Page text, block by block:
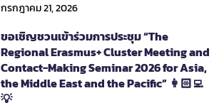
กรกฎาคม 21, 2026
ขอเชิญชวนเข้าร่วมการประชุม “The
Regional Erasmus+ Cluster Meeting and
Contact-Making Seminar 2026 for Asia,
the Middle East and the Pacific” 👩🏻‍💻
💡